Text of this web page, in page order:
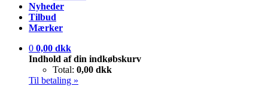
Nyheder
Tilbud
Mærker
0 0,00 dkk
Indhold af din indkøbskurv
Total: 0,00 dkk
Til betaling »